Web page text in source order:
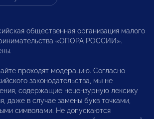
общественная организация малого
«ОПОРА РОССИИ».
проходят модерацию. Согласно
законодательства, мы не
содержащие нецензурную лексику
даже в случае замены букв точками,
символами. Не допускаются